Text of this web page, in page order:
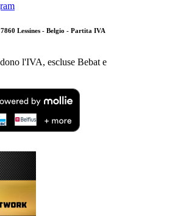
Lessines - Belgio - Partita IVA
l'IVA, escluse Bebat e